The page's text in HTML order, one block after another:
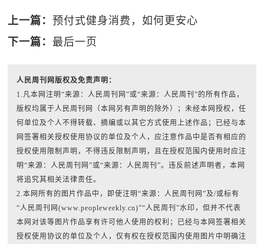
上一篇：预付式健身消费，如何更安心
下一篇：最后一页
人民周刊网版权及免责声明：
1.凡本网注明“来源：人民周刊网”或“来源：人民周刊”的所有作品，
版权均属于人民周刊网（本网另有声明的除外）；未经本网授权，任
何单位及个人不得转载、摘编或以其它方式使用上述作品；已经与本
网签署相关授权使用协议的单位及个人，应注意作品中是否有相应的
授权使用限制声明，不得违反限制声明，且在授权范围内使用时应注
明“来源：人民周刊网”或“来源：人民周刊”。违反前述声明者，本网
将追究其相关法律责任。
2.本网所有的图片作品中，即使注明“来源：人民周刊网”及/或标有
“人民周刊网(www.peopleweekly.cn)”“人民周刊”水印，但并不代表
本网对该等图片作品享有许可他人使用的权利；已经与本网签署相关
授权使用协议的单位及个人，仅有权在授权范围内使用图片中明确注